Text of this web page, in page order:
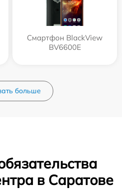
Смартфон BlackView
BV6600E
больше
в Саратове